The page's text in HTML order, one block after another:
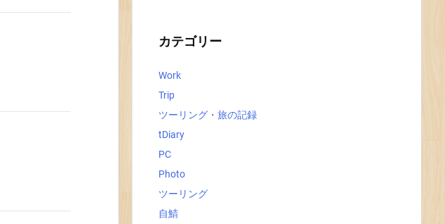
カテゴリー
Work
Trip
ツーリング・旅の記録
tDiary
PC
Photo
ツーリング
自鯖